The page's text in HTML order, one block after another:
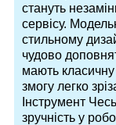
стануть
сервісу.
стильному
чудово
мають
змогу легко
Інструмент
зручність у